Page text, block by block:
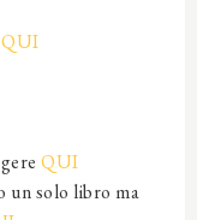
QUI
QUI
un solo libro ma